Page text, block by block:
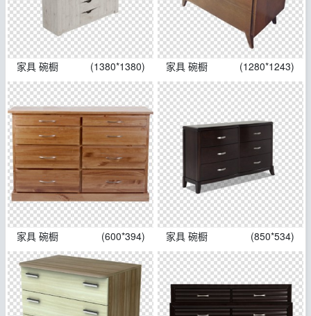
家具 碗橱 (1380*1380) 家具 碗橱 (1280*1243)
家具 碗橱 (600*394) 家具 碗橱 (850*534)